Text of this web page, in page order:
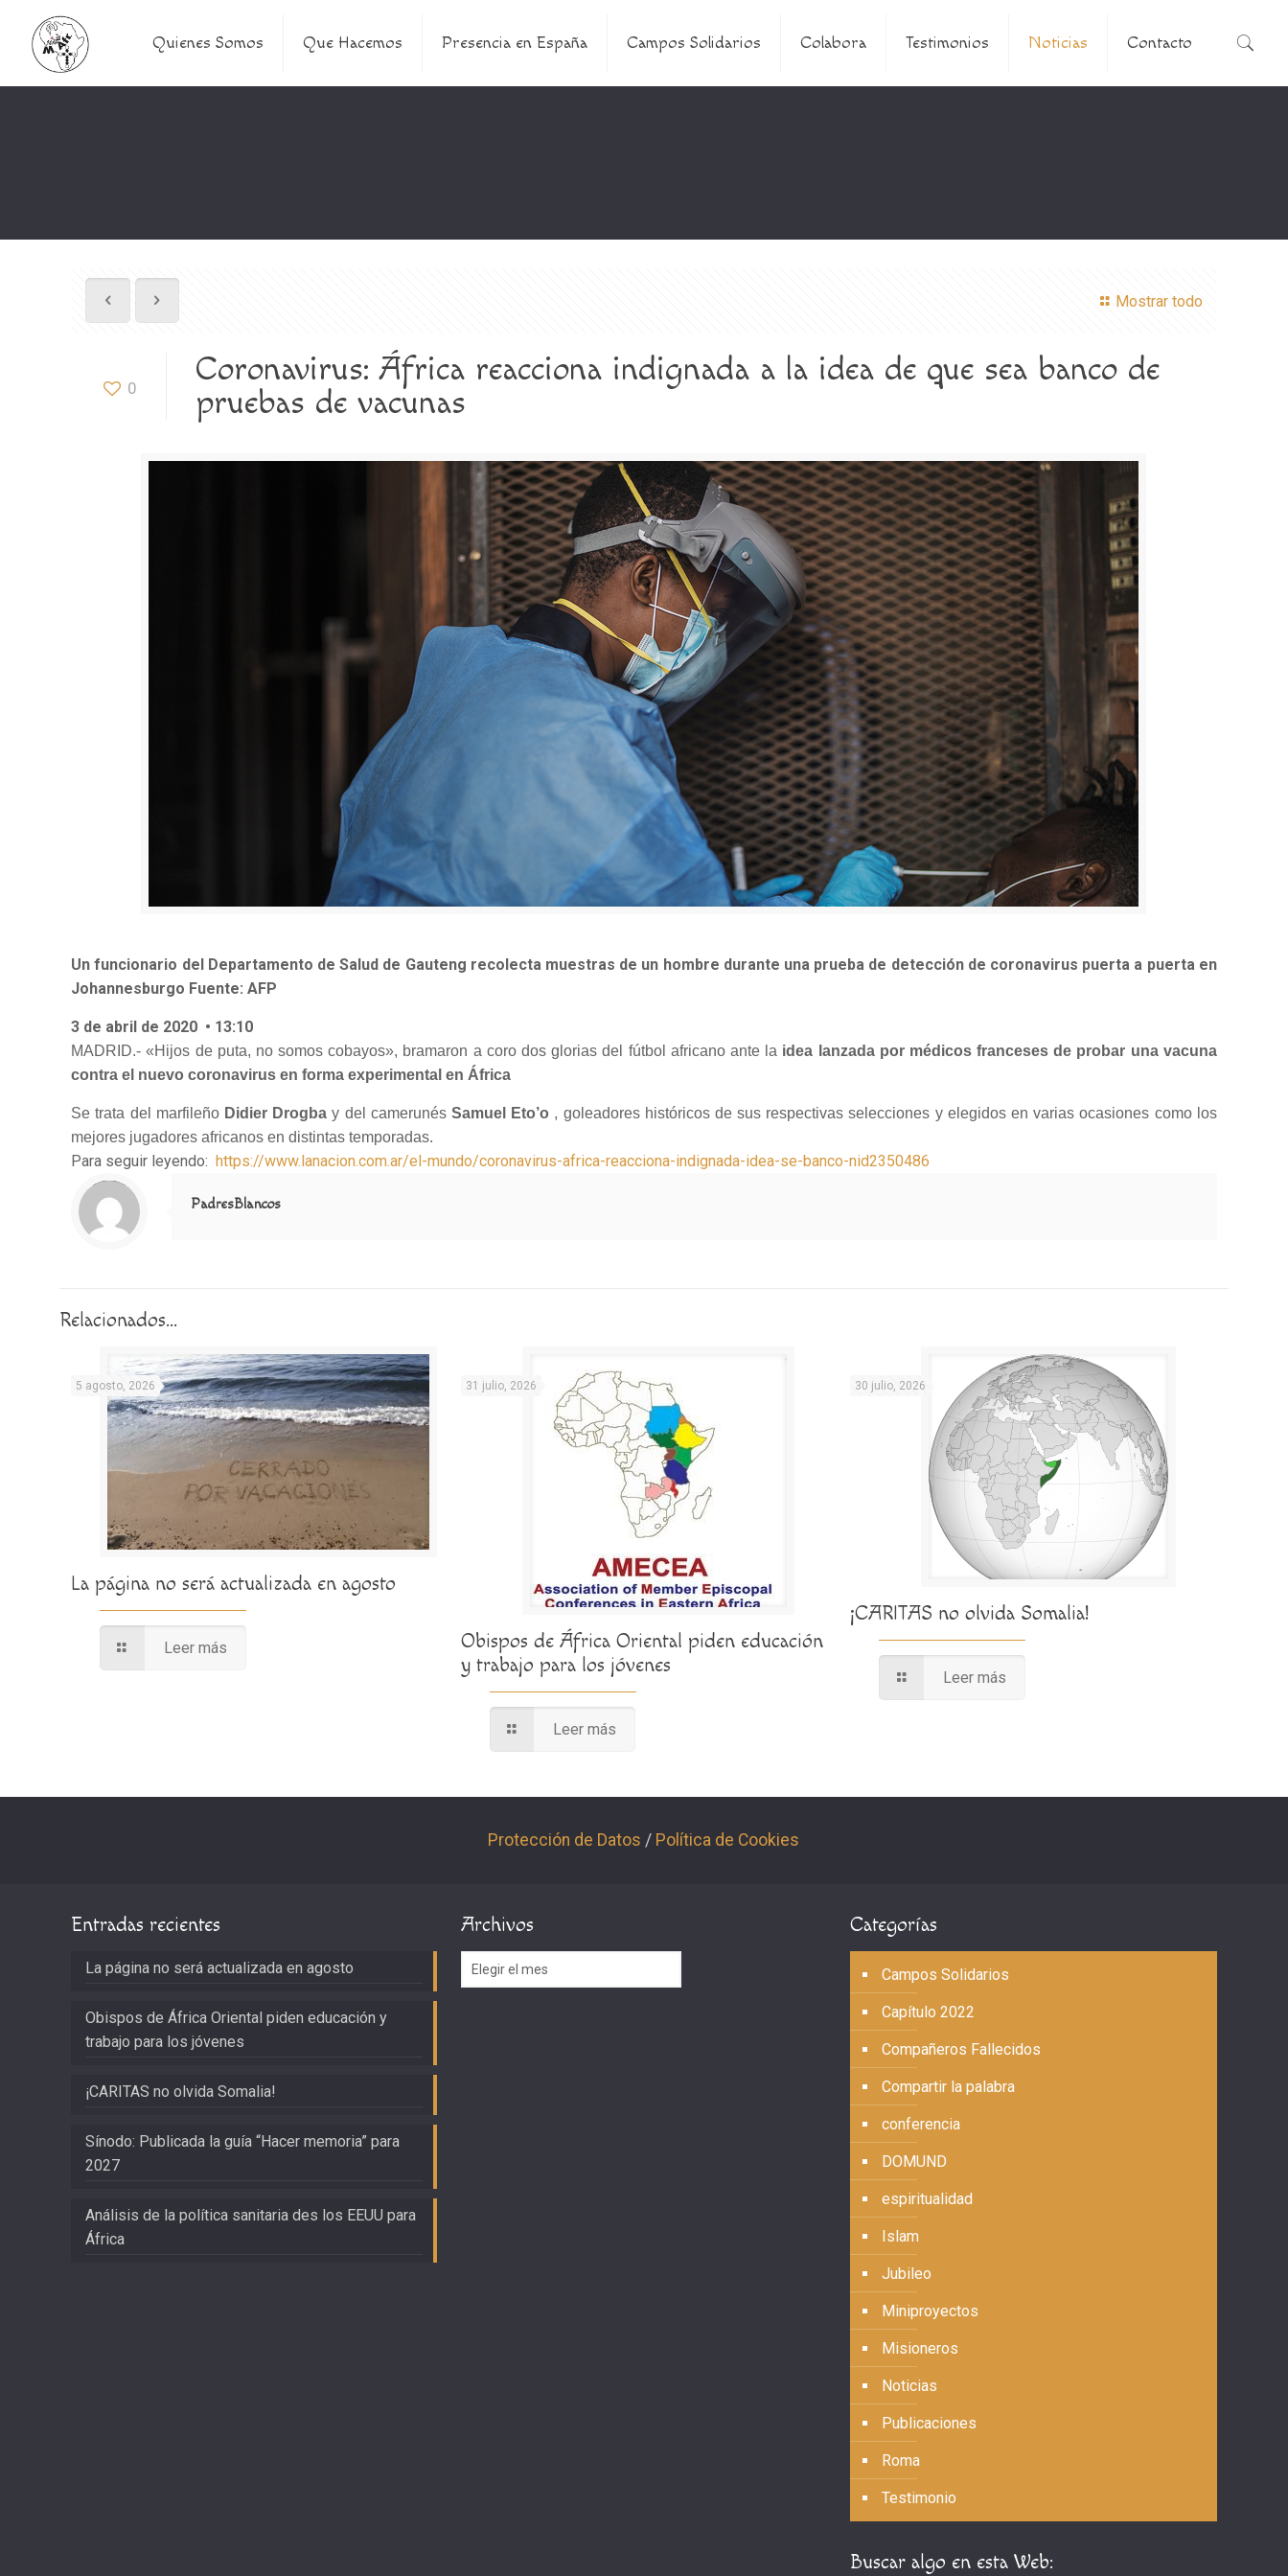
Quienes Somos Que Hacemos Presencia en España Campos Solidarios Colabora Testimonios Noticias Contacto
Mostrar todo
0
Coronavirus: África reacciona indignada a la idea de que sea banco de
pruebas de vacunas
Un funcionario del Departamento de Salud de Gauteng recolecta muestras de un hombre durante una prueba de detección de coronavirus puerta a puerta en
Johannesburgo Fuente: AFP
3 de abril de 2020 • 13:10
MADRID.- «Hijos de puta, no somos cobayos», bramaron a coro dos glorias del fútbol africano ante la idea lanzada por médicos franceses de probar una vacuna
contra el nuevo coronavirus en forma experimental en África
Se trata del marfileño Didier Drogbay del camerunés Samuel Eto’o , goleadores históricos de sus respectivas selecciones y elegidos en varias ocasiones como los
mejores jugadores africanos en distintas temporadas.
Para seguir leyendo:https://www.lanacion.com.ar/el-mundo/coronavirus-africa-reacciona-indignada-idea-se-banco-nid2350486
Notice
: Trying to access array offset on value of type null in
/home/misioner/public_html/padresblancos/themes/betheme/includes/content-single.php
on line
286
PadresBlancos
Relacionados...
5 agosto, 2026
La página no será actualizada en agosto
Leer más
31 julio, 2026
Obispos de África Oriental piden educación
y trabajo para los jóvenes
Leer más
30 julio, 2026
¡CARITAS no olvida Somalia!
Leer más
Protección de Datos / Política de Cookies
Entradas recientes
La página no será actualizada en agosto
Obispos de África Oriental piden educación y
trabajo para los jóvenes
¡CARITAS no olvida Somalia!
Sínodo: Publicada la guía “Hacer memoria” para
2027
Análisis de la política sanitaria des los EEUU para
África
Archivos
Archivos
Categorías
Campos Solidarios
Capítulo 2022
Compañeros Fallecidos
Compartir la palabra
conferencia
DOMUND
espiritualidad
Islam
Jubileo
Miniproyectos
Misioneros
Noticias
Publicaciones
Roma
Testimonio
Buscar algo en esta Web: